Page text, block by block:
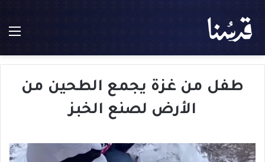
طفل من غزة يجمع الطحين من
الأرض لصنع الخبز